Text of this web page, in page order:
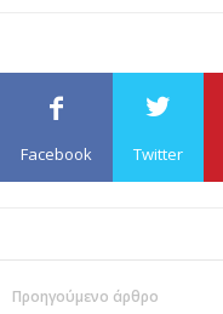
Facebook Twitter
Προηγούμενο άρθρο